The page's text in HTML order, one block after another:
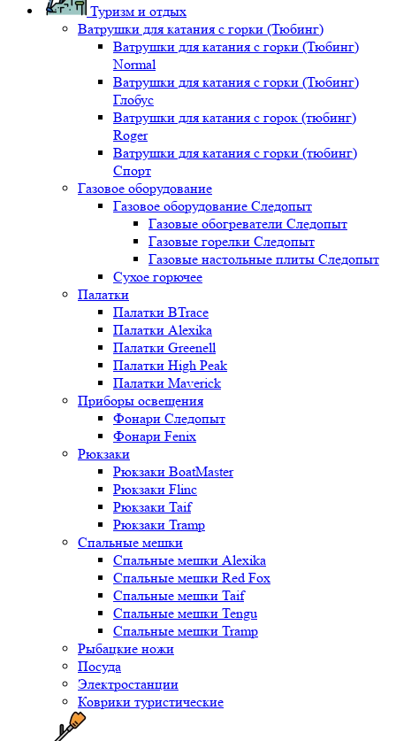
Туризм и отдых
Ватрушки для катания с горки (Тюбинг)
Ватрушки для катания с горки (Тюбинг)
Normal
Ватрушки для катания с горки (Тюбинг)
Глобус
Ватрушки для катания с горок (тюбинг)
Roger
Ватрушки для катания с горки (тюбинг)
Спорт
Газовое оборудование
Газовое оборудование Следопыт
Газовые обогреватели Следопыт
Газовые горелки Следопыт
Газовые настольные плиты Следопыт
Сухое горючее
Палатки
Палатки BTrace
Палатки Alexika
Палатки Greenell
Палатки High Peak
Палатки Maverick
Приборы освещения
Фонари Следопыт
Фонари Fenix
Рюкзаки
Рюкзаки BoatMaster
Рюкзаки Flinc
Рюкзаки Taif
Рюкзаки Tramp
Спальные мешки
Спальные мешки Alexika
Спальные мешки Red Fox
Спальные мешки Taif
Спальные мешки Tengu
Спальные мешки Tramp
Рыбацкие ножи
Посуда
Электростанции
Коврики туристические